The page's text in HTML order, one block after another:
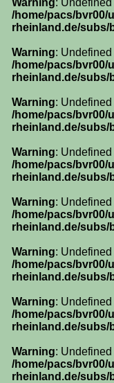
/home/pacs/bvr00/
rheinland.de/subs/
Warning:
/home/pacs/bvr00/
rheinland.de/subs/
Warning:
/home/pacs/bvr00/
rheinland.de/subs/
Warning:
/home/pacs/bvr00/
rheinland.de/subs/
Warning:
/home/pacs/bvr00/
rheinland.de/subs/
Warning:
/home/pacs/bvr00/
rheinland.de/subs/
Warning:
/home/pacs/bvr00/
rheinland.de/subs/
Warning:
/home/pacs/bvr00/
rheinland.de/subs/